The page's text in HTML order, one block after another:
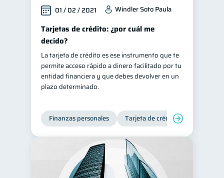
01 / 02 / 2021 Windler Soto Paula
Tarjetas de crédito: ¿por cuál me
decido?
La tarjeta de crédito es ese instrumento que te
permite acceso rápido a dinero facilitado por tu
entidad financiera y que debes devolver en un
plazo determinado.
Finanzas personales Tarjeta de crédito